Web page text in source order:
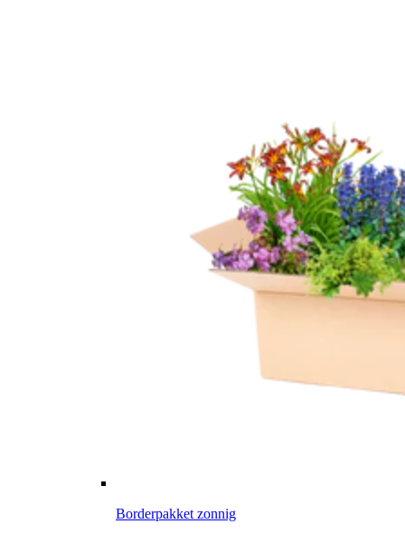
Borderpakket zonnig